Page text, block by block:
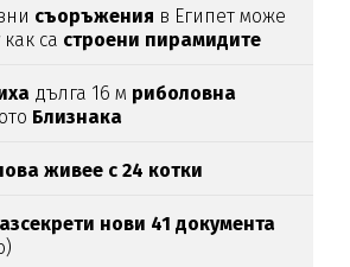
съоръжения в Египет може
как са строени пирамидите
дълга 16 м риболовна
Близнака
живее с 24 котки
нови 41 документа